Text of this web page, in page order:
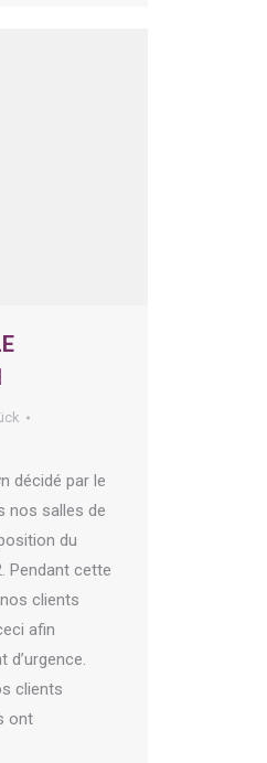
décidé par le
nos salles de
du
Pendant cette
clients
afin
d’urgence.
clients
ont